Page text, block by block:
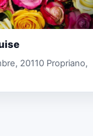
20110 Propriano,